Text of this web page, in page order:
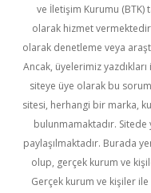
ve İletişim Kurumu (BTK)
olarak hizmet
olarak denetleme veya
Ancak, üyelerimiz
siteye üye olarak bu
sitesi, herhangi bir marka,
bulunmamaktadır. Sitede
paylaşılmaktadır. Burada
olup, gerçek kurum ve
Gerçek kurum ve kişiler